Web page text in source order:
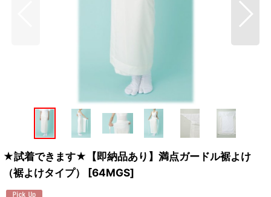
★試着できます★【即納品あり】満点ガードル裾よけ
（裾よけタイプ）
[64MGS]